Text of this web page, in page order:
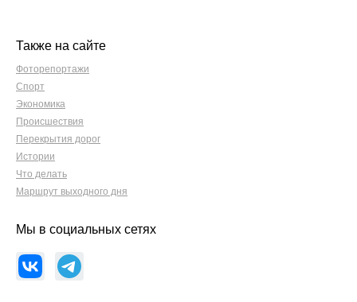
Также на сайте
Фоторепортажи
Спорт
Экономика
Происшествия
Перекрытия дорог
Истории
Что делать
Маршрут выходного дня
Мы в социальных сетях